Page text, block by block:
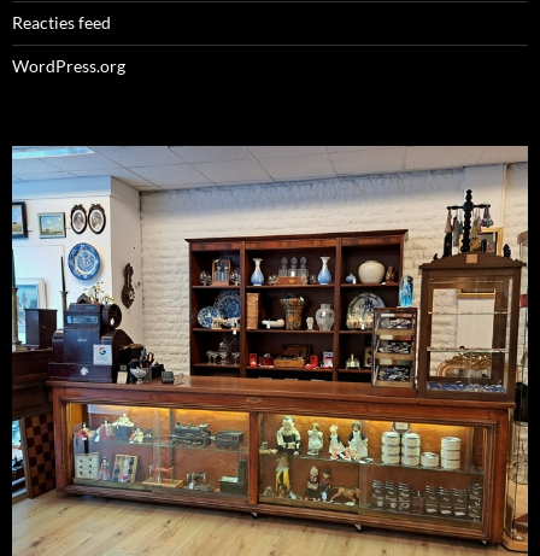
Reacties feed
WordPress.org